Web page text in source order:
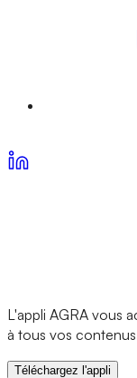
L'appli AGRA vous
à tous vos
Téléchargez l'appli